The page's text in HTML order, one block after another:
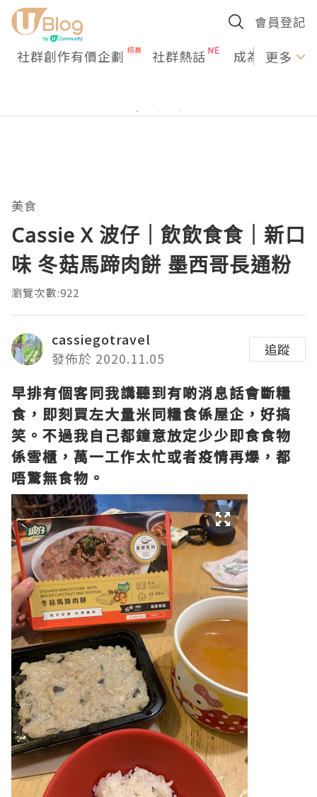
會員登記
社群創作有價企劃 社群熱話 成為U更多
美食
Cassie X 波仔｜飲飲食食｜新口
味 冬菇馬蹄肉餅 墨西哥長通粉
瀏覽次數:922
cassiegotravel
發佈於 2020.11.05
追蹤
早排有個客同我講聽到有啲消息話會斷糧
食，即刻買左大量米同糧食係屋企，好搞
笑。不過我自己都鐘意放定少少即食食物
係雪櫃，萬一工作太忙或者疫情再爆，都
唔驚無食物。